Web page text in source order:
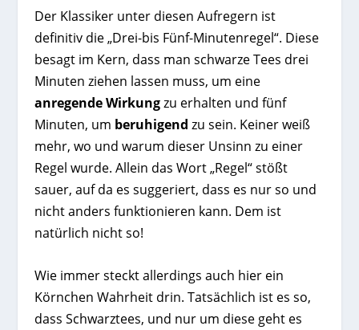
Der Klassiker unter diesen Aufregern ist
definitiv die „Drei-bis Fünf-Minutenregel“. Diese
besagt im Kern, dass man schwarze Tees drei
Minuten ziehen lassen muss, um eine
anregende Wirkungzu erhalten und fünf
Minuten, um beruhigend zu sein. Keiner weiß
mehr, wo und warum dieser Unsinn zu einer
Regel wurde. Allein das Wort „Regel“ stößt
sauer, auf da es suggeriert, dass es nur so und
nicht anders funktionieren kann. Dem ist
natürlich nicht so!
Wie immer steckt allerdings auch hier ein
Körnchen Wahrheit drin. Tatsächlich ist es so,
dass Schwarztees, und nur um diese geht es